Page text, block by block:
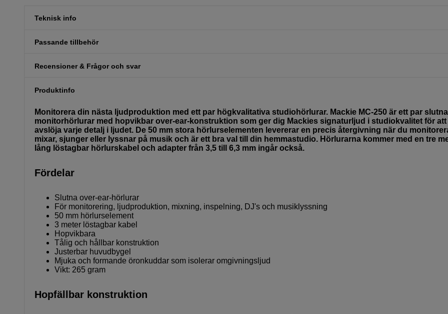
Teknisk info
Passande tillbehör
Recensioner & Frågor och svar
Produktinfo
Monitorera din nästa ljudproduktion med ett par högkvalitativa studiohörlurar. Mackie MC-250 är ett par slutna
monitorhörlurar med hopvikbar over-ear-konstruktion som ger dig Mackies signaturljud i studiokvalitet för att
avslöja varje detalj i ljudet. De 50 mm stora hörlurselementen levererar en precis återgivning när du
mixar, sjunger eller lyssnar på musik och är ett bra val till din hemmastudio. Hörlurarna kommer med en tre
lång löstagbar hörlurskabel och adapter från 3,5 till 6,3 mm ingår också.
Fördelar
Slutna over-ear-hörlurar
För monitorering, ljudproduktion, mixning, inspelning, DJ's och musiklyssning
50 mm hörlurselement
3 meter löstagbar kabel
Hopvikbara
Tålig och hållbar konstruktion
Justerbar huvudbygel
Mjuka och formande öronkuddar som isolerar omgivningsljud
Vikt: 265 gram
Hopfällbar konstruktion